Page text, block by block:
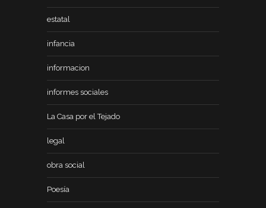
estatal
infancia
informacion
informes sociales
La Casa por el Tejado
legal
obra social
Poesía